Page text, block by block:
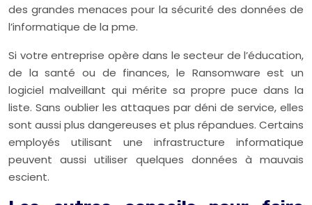
des grandes menaces pour la sécurité des données de
l’informatique de la pme.
Si votre entreprise opère dans le secteur de l’éducation,
de la santé ou de finances, le Ransomware est un
logiciel malveillant qui mérite sa propre puce dans la
liste. Sans oublier les attaques par déni de service, elles
sont aussi plus dangereuses et plus répandues. Certains
employés utilisant une infrastructure
informatique
peuvent aussi utiliser quelques données à mauvais
escient.